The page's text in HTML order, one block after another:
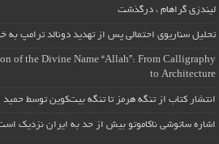
لیندزی گراهام ، درگذشت
تحلیل سناریوی احتمالی پس از تهدید دونالد ترامپ به
of the Divine Name “Allah”: From Calligraphy
to Architecture
انتشار کتاب از تنگه هرمز تا تنگه بیت‌کوین توسط حمید
اشاره ساتوشی ناکاموتو بیش از حد به ایران نزدیک